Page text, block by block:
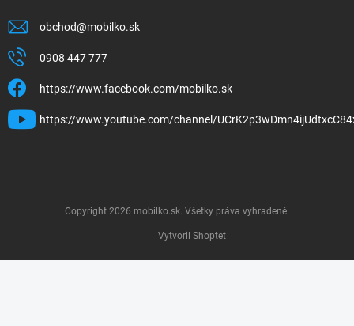
obchod@mobilko.sk
0908 447 777
https://www.facebook.com/mobilko.sk
https://www.youtube.com/channel/
Vytvoril Shoptet
Copyright 2026 mobilko.sk . Všetky práva vyhradené.